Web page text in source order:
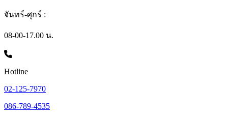
จันทร์-ศุกร์ :
08-00-17.00 น.
Hotline
02-125-7970
086-789-4535